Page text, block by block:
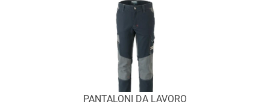
PANTALONI DA LAVORO